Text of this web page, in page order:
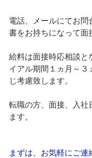
電話、メールにてお問
書をお持ちになって面
給料は面接時応相談と
イアル期間１ヵ月～３
じ考慮致します。
転職の方、面接、入社
ます。
まずは、お気軽にご連